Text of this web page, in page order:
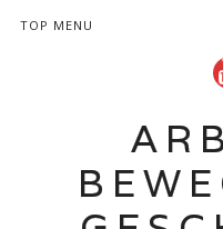
TOP MENU